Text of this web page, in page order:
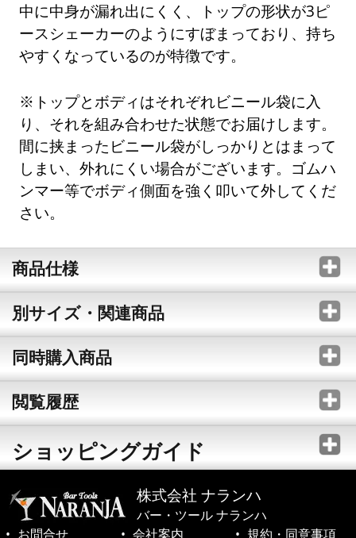
中に中身が漏れ出にくく、トップの形状が3ピ
ースシェーカーのようにすぼまっており、持ち
やすくなっているのが特徴です。
※トップとボディはそれぞれビニール袋に入
り、それを組み合わせた状態でお届けします。
間に挟まったビニール袋がしっかりとはまって
しまい、外れにくい場合がございます。ゴムハ
ンマー等でボディ側面を強く叩いて外してくだ
さい。
商品仕様
別サイズ・関連商品
同時購入商品
閲覧履歴
ショッピングガイド
株式会社 ナランハ
バー・ツール ナランハ
お問合せ
会社案内 規約・同意事項